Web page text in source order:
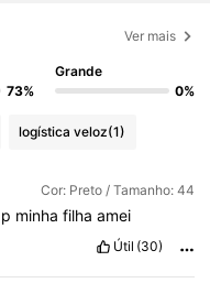
Ver mais
73%
Grande
0%
logística veloz(1)
Cor: Preto / Tamanho: 44
p minhafilhaamei
Útil (30)